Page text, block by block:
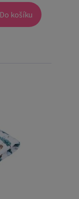
Do košíku